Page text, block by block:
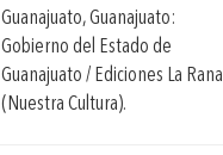
Guanajuato, Guanajuato:
Gobierno del Estado de
Guanajuato / Ediciones La Rana
(Nuestra Cultura).